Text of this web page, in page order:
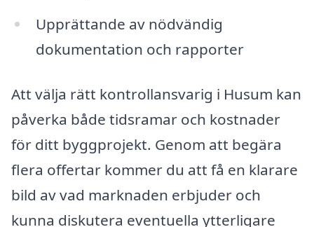
Upprättande av nödvändig
dokumentation och rapporter
Att välja rätt kontrollansvarig i Husum kan
påverka både tidsramar och kostnader
för ditt byggprojekt. Genom att begära
flera offertar kommer du att få en klarare
bild av vad marknaden erbjuder och
kunna diskutera eventuella ytterligare